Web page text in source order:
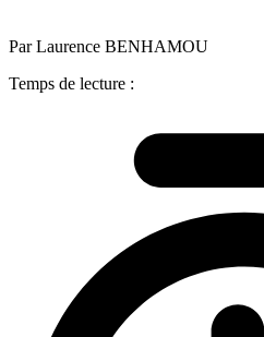
Par Laurence BENHAMOU
Temps de lecture :